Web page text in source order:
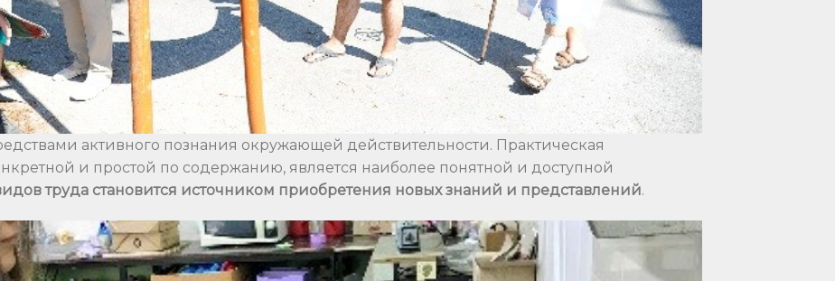
активного познания окружающей действительности. Практическая
и простой по содержанию, является наиболее понятной и доступной
труда становится источником приобретения новых знаний и представлений.